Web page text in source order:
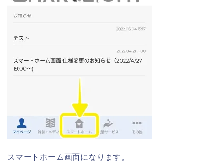
スマートホーム画面になります。